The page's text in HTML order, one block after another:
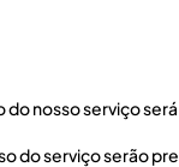
nosso serviço
do serviço serão